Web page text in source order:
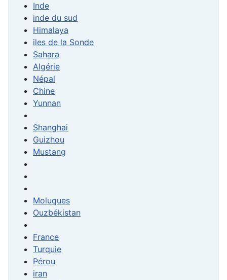
Inde
inde du sud
Himalaya
iles de la Sonde
Sahara
Algérie
Népal
Chine
Yunnan
Shanghai
Guizhou
Mustang
Moluques
Ouzbékistan
France
Turquie
Pérou
iran